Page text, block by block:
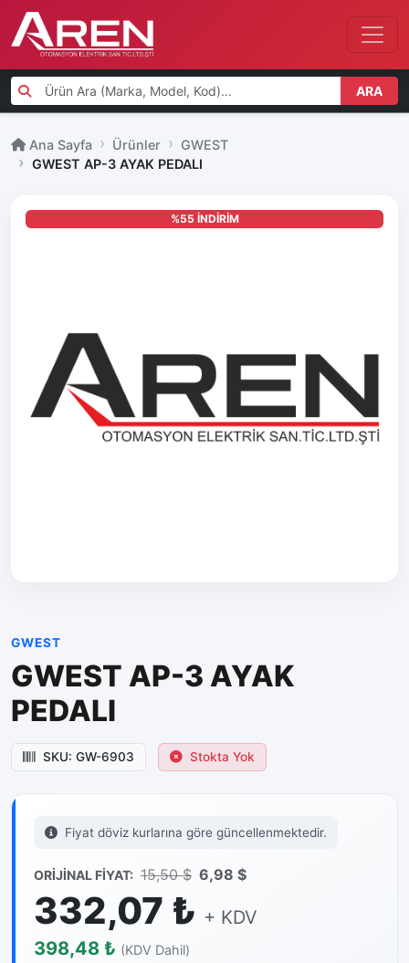
ARA
Ana Sayfa Ürünler
GWEST
GWEST AP-3 AYAK PEDALI
%55 İNDİRİM
GWEST
GWEST AP-3 AYAK
PEDALI
SKU: GW-6903 Stokta Yok
Fiyat döviz kurlarına göre güncellenmektedir.
ORİJİNAL FİYAT: 15,50 $ 6,98 $
332,07 ₺ + KDV
398,48 ₺ (KDV Dahil)